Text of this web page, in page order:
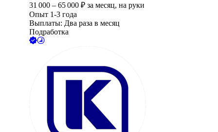
31 000 – 65 000 ₽ за месяц, на руки
Опыт 1-3 года
Выплаты: Два раза в месяц
Подработка